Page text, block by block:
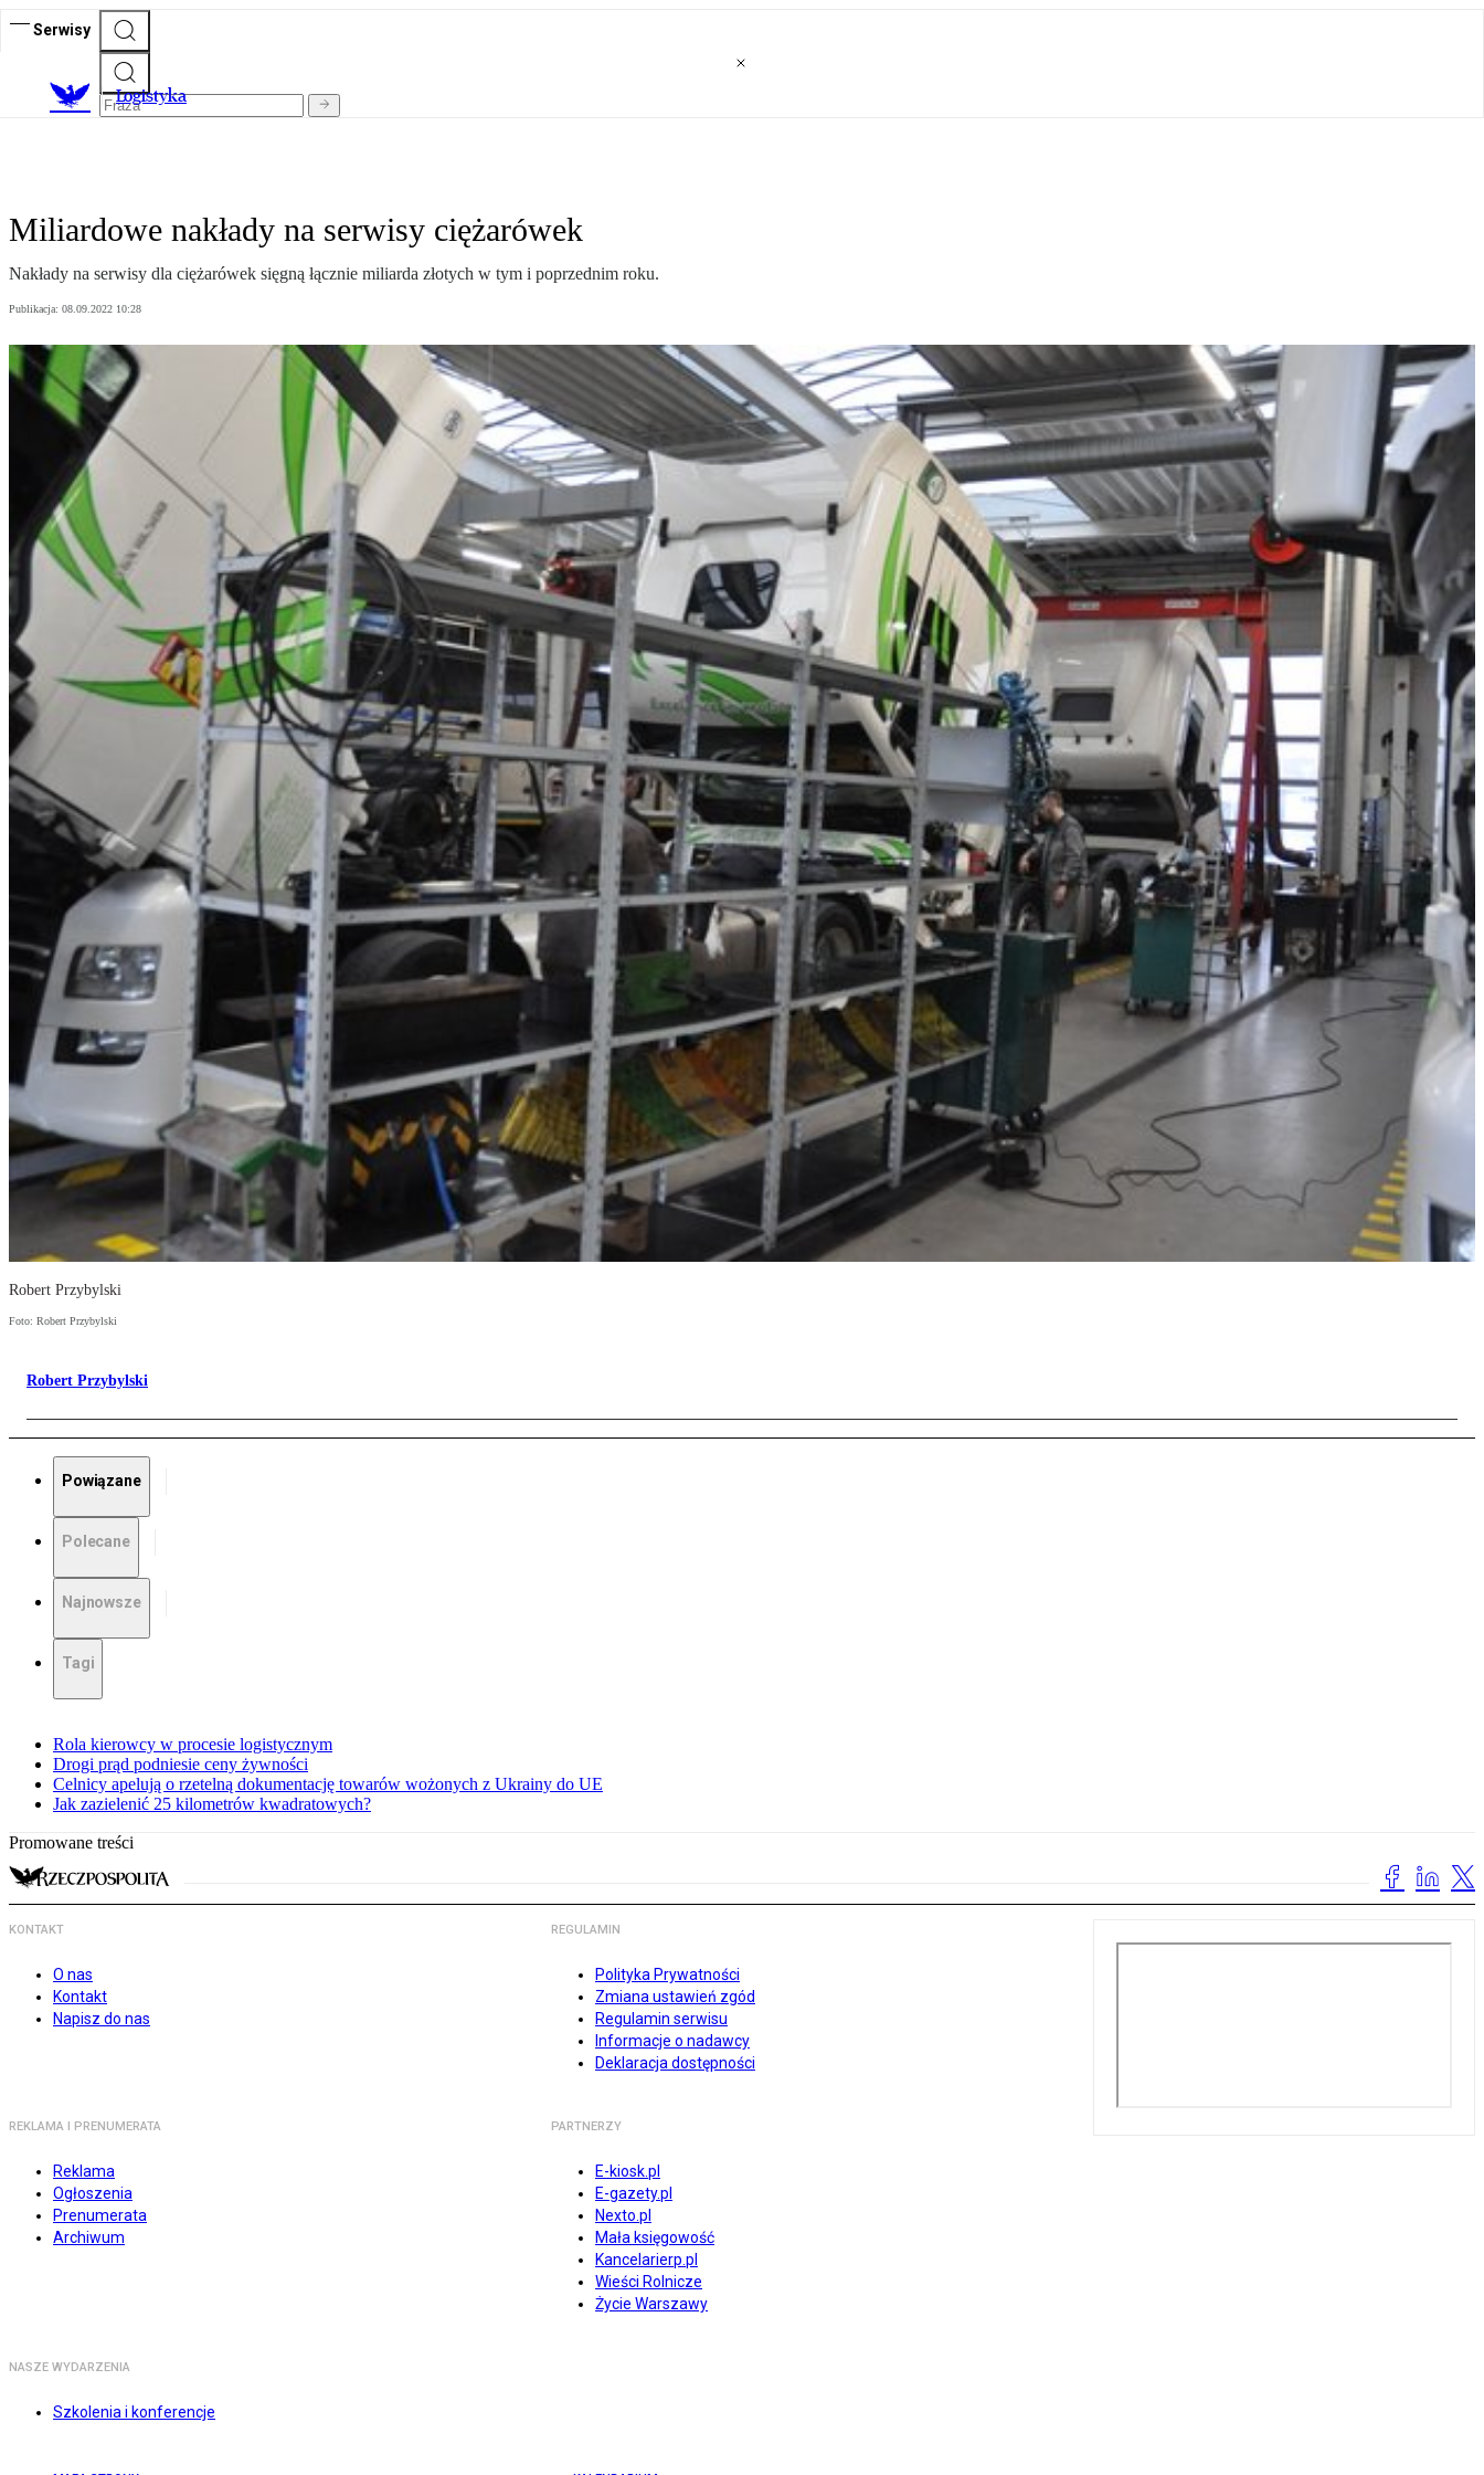
Serwisy
Logistyka
Miliardowe nakłady na serwisy ciężarówek
Nakłady na serwisy dla ciężarówek sięgną łącznie miliarda złotych w tym i poprzednim roku.
Publikacja: 08.09.2022 10:28
Robert Przybylski
Foto: Robert Przybylski
Robert Przybylski
Powiązane
Polecane
Najnowsze
Tagi
Rola kierowcy w procesie logistycznym
Drogi prąd podniesie ceny żywności
Celnicy apelują o rzetelną dokumentację towarów wożonych z Ukrainy do UE
Jak zazielenić 25 kilometrów kwadratowych?
Promowane treści
KONTAKT
O nas
Kontakt
Napisz do nas
REGULAMIN
Polityka Prywatności
Zmiana ustawień zgód
Regulamin serwisu
Informacje o nadawcy
Deklaracja dostępności
REKLAMA I PRENUMERATA
Reklama
Ogłoszenia
Prenumerata
Archiwum
PARTNERZY
E-kiosk.pl
E-gazety.pl
Nexto.pl
Mała księgowość
Kancelarierp.pl
Wieści Rolnicze
Życie Warszawy
NASZE WYDARZENIA
Szkolenia i konferencje